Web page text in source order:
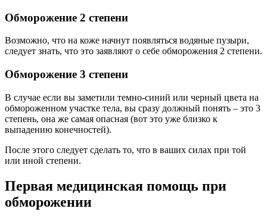
Обморожение 2 степени
Возможно, что на коже начнут появляться водяные пузыри,
следует знать, что это заявляют о себе обморожения 2 степени.
Обморожение 3 степени
В случае если вы заметили темно-синий или черный цвета на
обмороженном участке тела, вы сразу должный понять – это 3
степень, она же самая опасная (вот это уже близко к
выпадению конечностей).
После этого следует сделать то, что в ваших силах при той
или иной степени.
Первая медицинская помощь при
обморожении